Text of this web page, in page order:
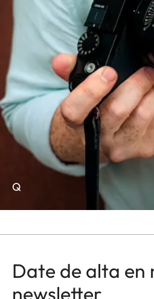
Q
Date de alta en
newsletter